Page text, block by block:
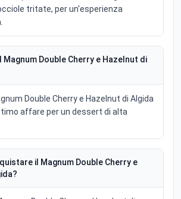
tritate, per un'esperienza
Double Cherry e Hazelnut di
Double Cherry e Hazelnut di Algida
affare per un dessert di alta
il Magnum Double Cherry e